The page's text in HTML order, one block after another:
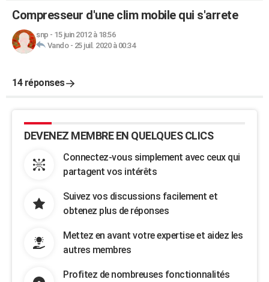
Compresseur d'une clim mobile qui s'arrete
snp - 15 juin 2012 à 18:56
Vando- 25 juil. 2020 à 00:34
14 réponses
DEVENEZ MEMBRE EN QUELQUES CLICS
Connectez-vous simplement avec ceux qui
partagent vos intérêts
Suivez vos discussions facilement et
obtenez plus de réponses
Mettez en avant votre expertise et aidez les
autres membres
Profitez de nombreuses fonctionnalités